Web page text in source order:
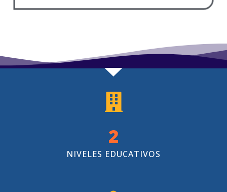
3
NIVELES EDUCATIVOS